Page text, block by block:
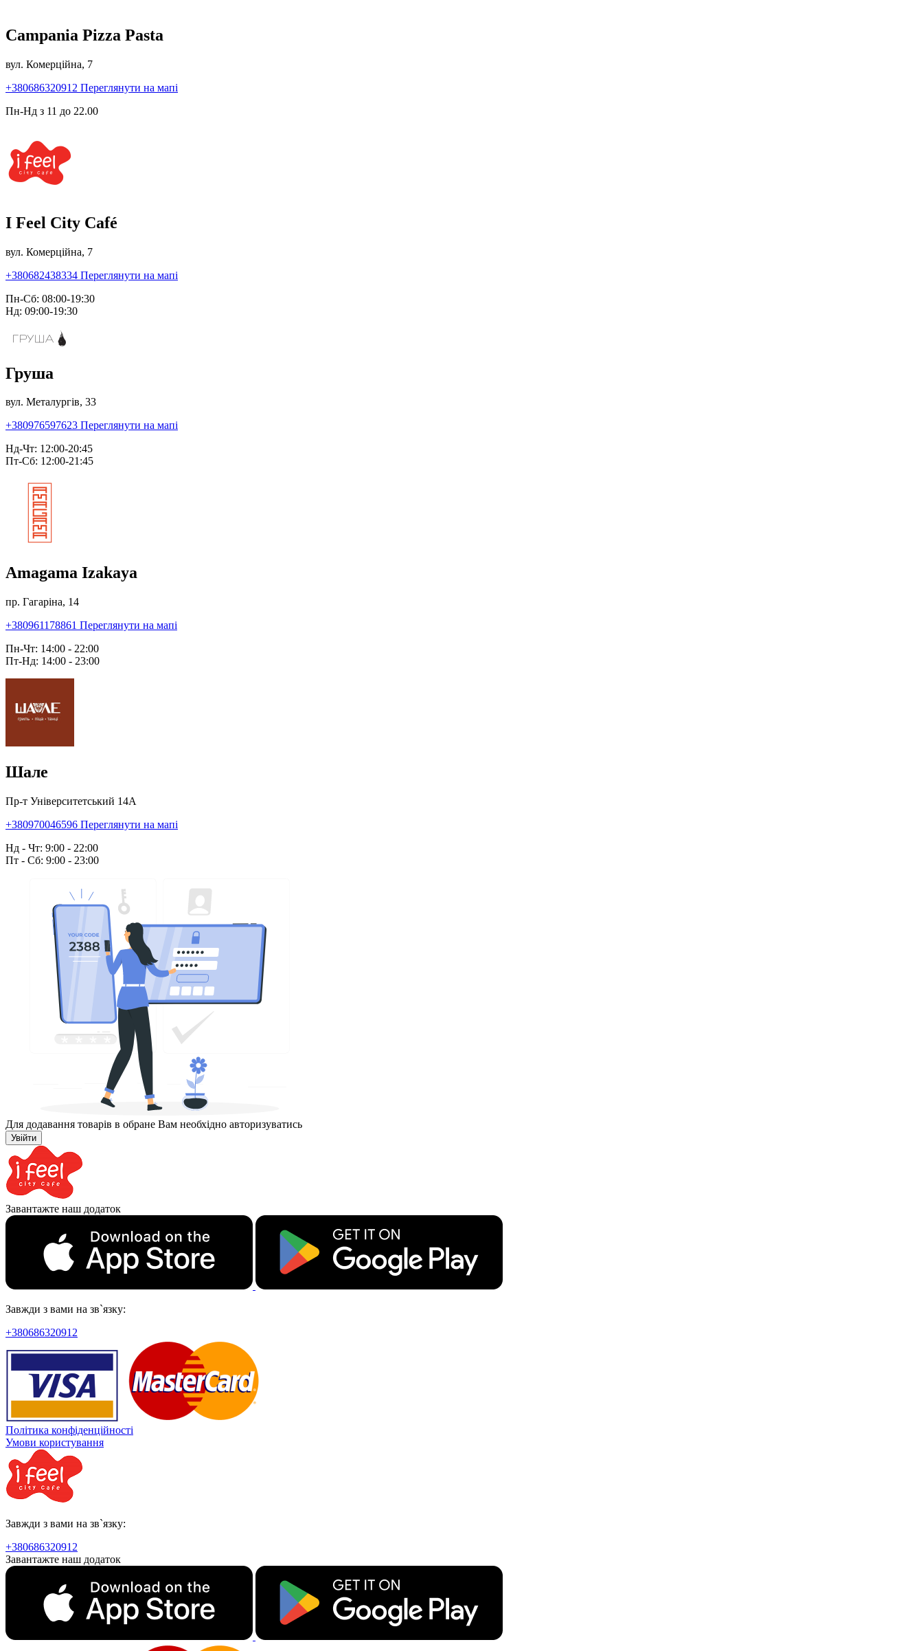
Campania Pizza Pasta
вул. Комерційна, 7
+380686320912 Переглянути на мапі
Пн-Нд з 11 до 22.00
I Feel City Café
вул. Комерційна, 7
+380682438334 Переглянути на мапі
Пн-Сб: 08:00-19:30
Нд: 09:00-19:30
Груша
вул. Металургів, 33
+380976597623 Переглянути на мапі
Нд-Чт: 12:00-20:45
Пт-Сб: 12:00-21:45
Amagama Izakaya
пр. Гагаріна, 14
+380961178861 Переглянути на мапі
Пн-Чт: 14:00 - 22:00
Пт-Нд: 14:00 - 23:00
Шале
Пр-т Університетський 14А
+380970046596 Переглянути на мапі
Нд - Чт: 9:00 - 22:00
Пт - Сб: 9:00 - 23:00
Для додавання товарів в обране Вам необхідно авторизуватись
Увійти
Завантажте наш додаток
Завжди з вами на зв`язку:
+380686320912
Політика конфіденційності
Умови користування
Завжди з вами на зв`язку:
+380686320912
Завантажте наш додаток